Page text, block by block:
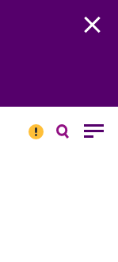
消息